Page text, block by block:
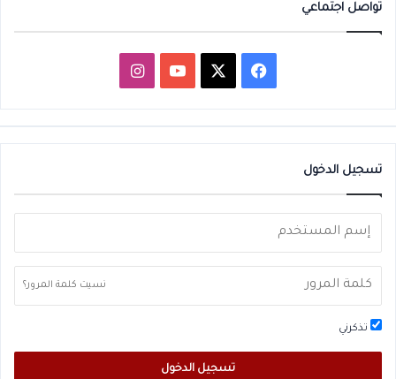
تواصل اجتماعي
فيسبوك ‫YouTubeانستقرام
تسجيل الدخول
نسيت كلمة المرور؟
تذكرني
تسجيل الدخول